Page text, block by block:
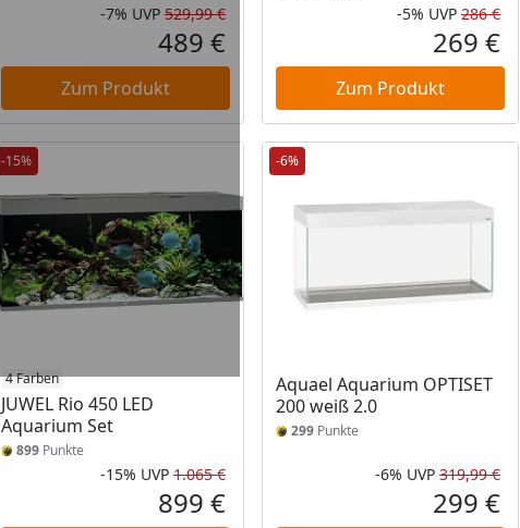
Rabatt in Prozent
-7%
Ursprünglicher Preis
UVP 529,99 €
Aktueller Preis
489 €
Zum Produkt
-5% UVP 286 €
269 €
Zum Produkt
-15%
4 Farben
JUWEL Rio 450 LED
Aquarium Set
899 Punkte
Rabatt in Prozent
-15%
Ursprünglicher Preis
UVP 1.065 €
Aktueller Preis
899 €
-6%
Aquael Aquarium OPTISET
200 weiß 2.0
299 Punkte
-6% UVP 319,99 €
299 €